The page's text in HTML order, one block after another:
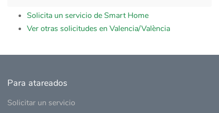
Solicita un servicio de Smart Home
Ver otras solicitudes en Valencia/València
Para atareados
Solicitar un servicio